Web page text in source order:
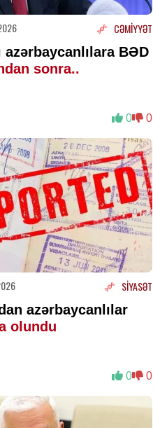
CƏMİYYƏT
azərbaycanlılara BƏD
sonra..
0 0
SİYASƏT
azərbaycanlılar
olundu
0 0